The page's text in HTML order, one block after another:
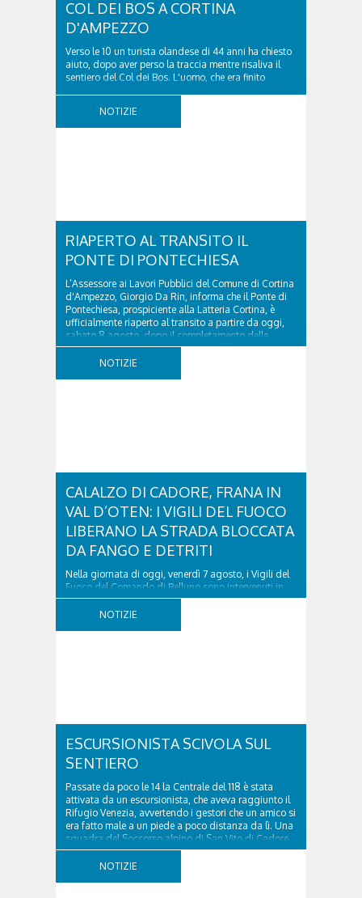
COL DEI BOS A CORTINA
D'AMPEZZO
Verso le 10 un turista olandese di 44 anni ha chiesto
aiuto, dopo aver perso la traccia mentre risaliva il
sentiero del Col dei Bos. L'uomo, che era finito
Torri del Falzarego, era...
NOTIZIE
RIAPERTO AL TRANSITO IL
PONTE DI PONTECHIESA
L’Assessore ai Lavori Pubblici del Comune di Cortina
d'Ampezzo, Giorgio Da Rin, informa che il Ponte di
Pontechiesa, prospiciente alla Latteria Cortina, è
ufficialmente riaperto al transito a partire da oggi,
sabato 8 agosto, dopo il completamento delle
verifiche e il positivo collaudo...
NOTIZIE
CALALZO DI CADORE, FRANA IN
VAL D’OTEN: I VIGILI DEL FUOCO
LIBERANO LA STRADA BLOCCATA
DA FANGO E DETRITI
Nella giornata di oggi, venerdì 7 agosto, i Vigili del
Fuoco del Comando di Belluno sono intervenuti in
località Diassa, in Val d’Oten, nel comune di Calalzo
di Cadore, per liberare una strada rimasta bloccata
NOTIZIE
ESCURSIONISTA SCIVOLA SUL
SENTIERO
Passate da poco le 14 la Centrale del 118 è stata
attivata da un escursionista, che aveva raggiunto il
Rifugio Venezia, avvertendo i gestori che un amico si
era fatto male a un piede a poco distanza da lì. Una
squadra del Soccorso alpino di San Vito di Cadore
ha quindi raggiunto l'infortunato...
NOTIZIE